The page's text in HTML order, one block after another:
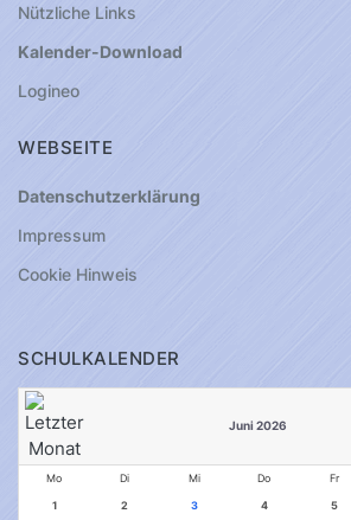
Nützliche Links
Kalender-Download
Logineo
WEBSEITE
Datenschutzerklärung
Impressum
Cookie Hinweis
SCHULKALENDER
Juni 2026
Mo Di Mi Do Fr
1 2 3 4 5